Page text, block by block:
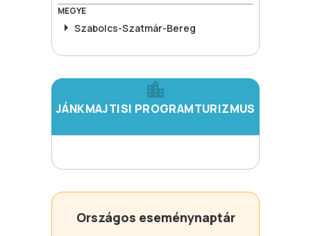
MEGYE
Szabolcs-Szatmár-Bereg
JÁNKMAJTISI PROGRAMTURIZMUS
Országos eseménynaptár